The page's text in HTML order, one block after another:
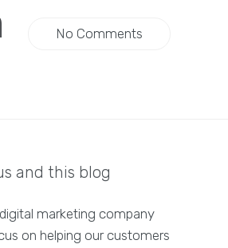
No Comments
and this blog
marketing company
on helping our customers